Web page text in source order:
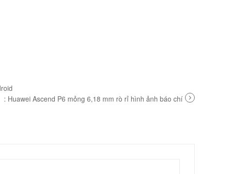
NEXT
: Huawei Ascend P6 mỏng 6,18 mm rò rỉ hình ảnh báo chí